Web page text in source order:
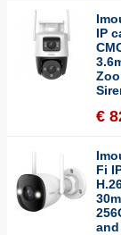
IP
€
Fi